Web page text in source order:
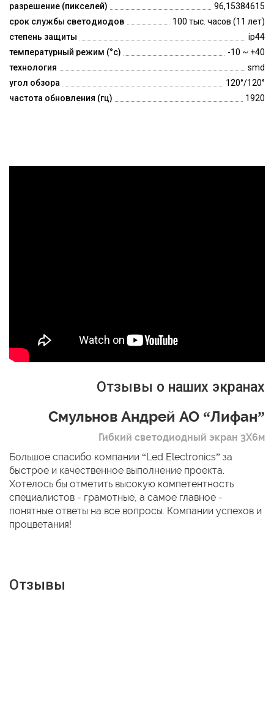
разрешение (пикселей)
96,15384615
срок службы светодиодов
100 тыс. часов (11 лет)
степень защиты
ip44
температурный режим (°c)
-10 ~ +40
технология
smd
угол обзора
120°/120°
частота обновления (гц)
1920
Отзывы о наших экранах
Смульнов Андрей АО “Лифан”
Гибкий светодиодный экран 3Х6м
Большое спасибо компании “Led Electronics” за
быстрое и качественное выполнение проекта.
Хотелось бы отметить высокую компетентность
специалистов - грамотные, а самое главное -
понятные ответы на все вопросы. Компании успехов и
процветания!
Отзывы